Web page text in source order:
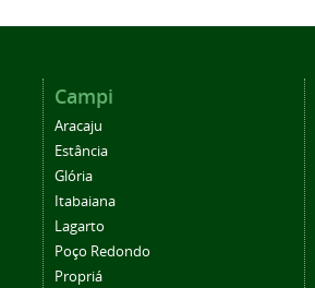
Campi
Aracaju
Estância
Glória
Itabaiana
Lagarto
Poço Redondo
Propriá